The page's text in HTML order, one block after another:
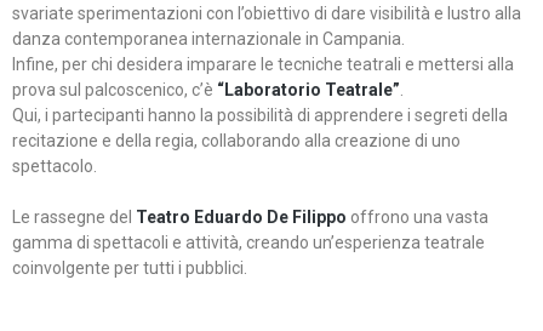
svariate sperimentazioni con l’obiettivo di dare visibilità e lustro alla
danza contemporanea internazionale in Campania.
Infine, per chi desidera imparare le tecniche teatrali e mettersi alla
prova sul palcoscenico, c’è “Laboratorio Teatrale”
Qui, i partecipanti hanno la possibilità di apprendere i segreti della
recitazione e della regia, collaborando alla creazione di uno
spettacolo.
Le rassegne del Teatro Eduardo De Filippo offrono una vasta
gamma di spettacoli e attività, creando un’esperienza teatrale
coinvolgente per tutti i pubblici.